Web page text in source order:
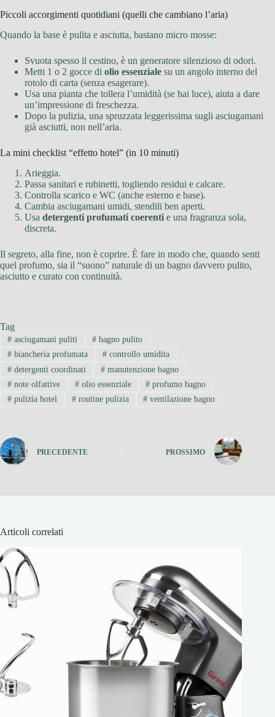
Piccoli accorgimenti quotidiani (quelli che cambiano l’aria)
Quando la base è pulita e asciutta, bastano micro mosse:
Svuota spesso il cestino, è un generatore silenzioso di odori.
Metti 1 o 2 gocce di olio essenziale su un angolo interno del
rotolo di carta (senza esagerare).
Usa una pianta che tollera l’umidità (se hai luce), aiuta a dare
un’impressione di freschezza.
Dopo la pulizia, una spruzzata leggerissima sugli asciugamani
già asciutti, non nell’aria.
La mini checklist “effetto hotel” (in 10 minuti)
Arieggia.
Passa sanitari e rubinetti, togliendo residui e calcare.
Controlla scarico e WC (anche esterno e base).
Cambia asciugamani umidi, stendili ben aperti.
Usa detergenti profumati coerenti e una fragranza sola,
discreta.
Il segreto, alla fine, non è coprire. È fare in modo che, quando senti
quel profumo, sia il “suono” naturale di un bagno davvero pulito,
asciutto e curato con continuità.
Tag
#asciugamani puliti #bagno pulito
#biancheria profumata #controllo umidita
#detergenti coordinati #manutenzione bagno
#note olfattive #olio essenziale # profumo bagno
#pulizia hotel #routine pulizia # ventilazione bagno
PRECEDENTE PROSSIMO
Articoli correlati